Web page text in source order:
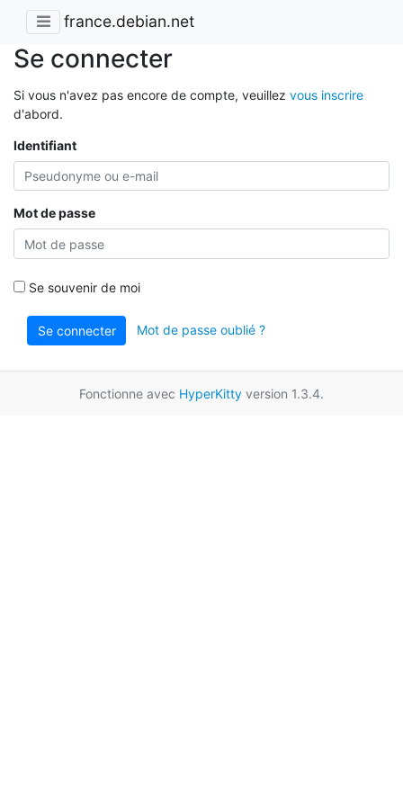
france.debian.net
Se connecter
Si vous n'avez pas encore de compte, veuillez vous inscrire
d'abord.
Identifiant
Mot de passe
Se souvenir de moi
Se connecter Mot de passe oublié ?
Fonctionne avec HyperKitty version 1.3.4.